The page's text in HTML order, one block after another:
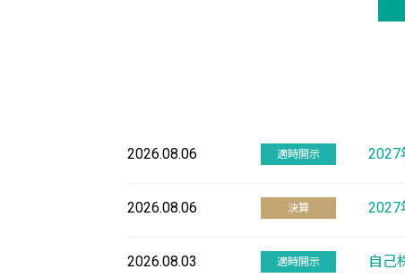
2026.08.06 適時開示 2027
2026.08.06 決算 2027
2026.08.03 適時開示 自己